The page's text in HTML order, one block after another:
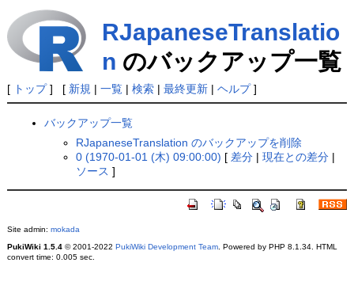
RJapaneseTranslatio
n のバックアップ一覧
[ トップ] [ 新規 | 一覧| 検索| 最終更新| ヘルプ]
バックアップ一覧
RJapaneseTranslation のバックアップを削除
0 (1970-01-01 (木) 09:00:00) [ 差分 |現在との差分 |
ソース ]
Site admin: mokada
PukiWiki 1.5.4© 2001-2022 PukiWiki Development Team. Powered by PHP 8.1.34. HTML
convert time: 0.005 sec.